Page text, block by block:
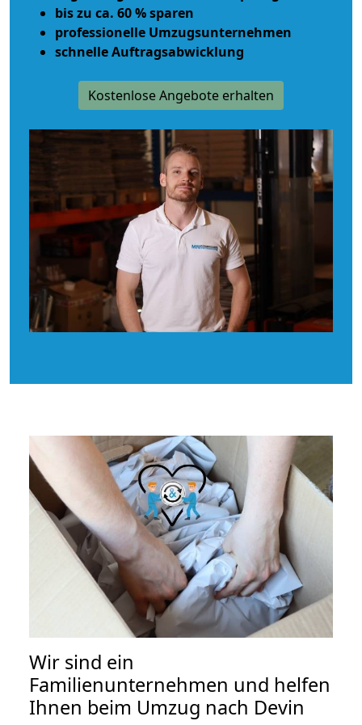
bis zu ca. 60 % sparen
professionelle Umzugsunternehmen
schnelle Auftragsabwicklung
Kostenlose Angebote erhalten
Wir sind ein
Familienunternehmen und helfen
Ihnen beim Umzug nach Devin